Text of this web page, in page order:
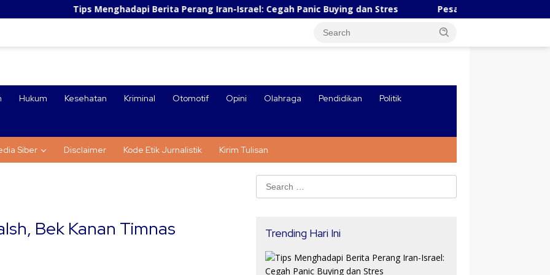
Tips Menghadapi Berita Perang Iran-Israel: Cegah Panic Buying dan Stres Pesatnya Industri AI Tiongkok, Robot
Hukum Kesehatan Kriminal Otomotif Opini Olahraga Pendidikan Politik
Siber Disclaimer Kode Etik Jurnalistik Kirim Tulisan
Bek Kanan Timnas
Search
for:
Trending Hari Ini